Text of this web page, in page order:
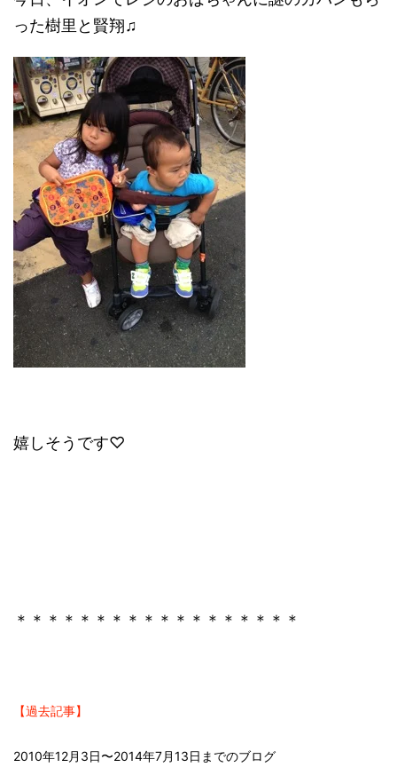
った樹里と賢翔♫
嬉しそうです♡
＊＊＊＊＊＊＊＊＊＊＊＊＊＊＊＊＊＊
【過去記事】
2010年12月3日〜2014年7月13日までのブログ